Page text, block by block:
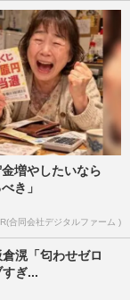
増やしたいなら
き」
合同会社デジタルファーム )
滉「匂わせゼロ
ぎ...